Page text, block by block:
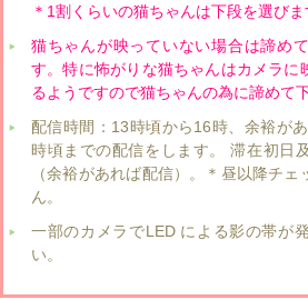
＊1割くらいの猫ちゃんは下段を選びま
猫ちゃんが映っていない場合は諦め
す。特に怖がりな猫ちゃんはカメラに
るようですので猫ちゃんの為に諦めて
配信時間：13時頃から16時、余裕が
時頃までの配信をします。 滞在初日
（余裕があれば配信）。＊昼以降チ
ん。
一部のカメラでLED による影の帯が
い。